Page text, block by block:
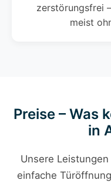
zerstörungsfrei
meist
Preise – Was
in
Unsere
einfache